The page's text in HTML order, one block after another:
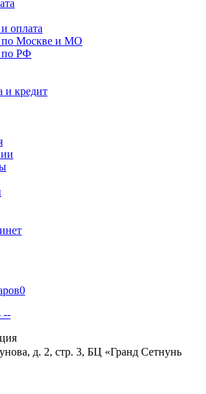
оплата
по Москве и МО
по РФ
и кредит
0
--
д. 2, стр. 3, БЦ «Гранд Сетнунь